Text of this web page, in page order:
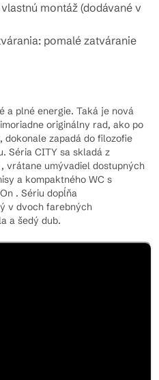
montáž (dodávané v
pomalé zatváranie
a plné energie. Taká je nová
originálny rad, ako po
zapadá do filozofie
Séria CITY sa skladá z
vrátane umývadiel dostupných
a kompaktného WC s
. Sériu dopĺňa
v dvoch farebných
a šedý dub.